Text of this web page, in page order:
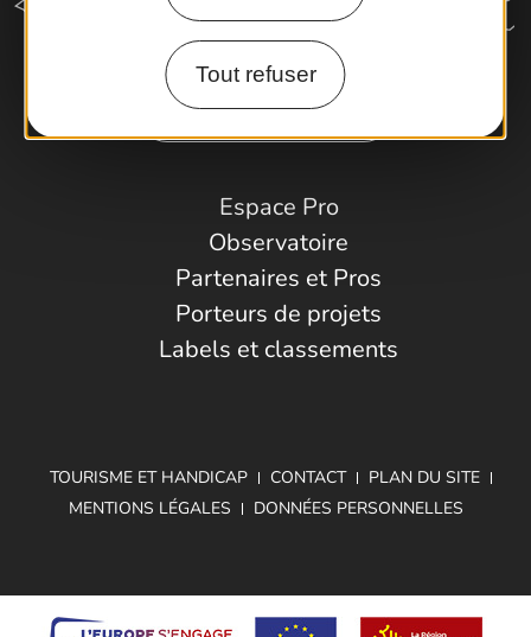
Tout refuser
Comment venir ?
Espace Pro
Observatoire
Partenaires et Pros
Porteurs de projets
Labels et classements
TOURISME ET HANDICAP CONTACT
PLAN DU SITE
MENTIONS LÉGALES
DONNÉES PERSONNELLES